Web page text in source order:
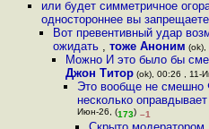
или будет симметричное
одностороннее вы
Вот превентивный удар
ожидать ,тоже Аноним
Можно И это было бы
Джон Титор(ok), 00:26 , 11-
Это вообще не смешно
несколько
Июн-26, (173) –1